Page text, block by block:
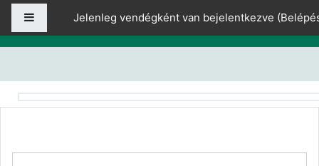
Tovább a fő tartalomhoz
OldalpanelJelenleg vendégként van bejelentkezve (